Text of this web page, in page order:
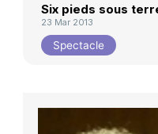
Six pieds sous
23 Mar 2013
Spectacle